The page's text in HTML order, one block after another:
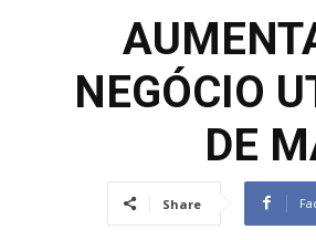
NEGÓCIO
DE
Share